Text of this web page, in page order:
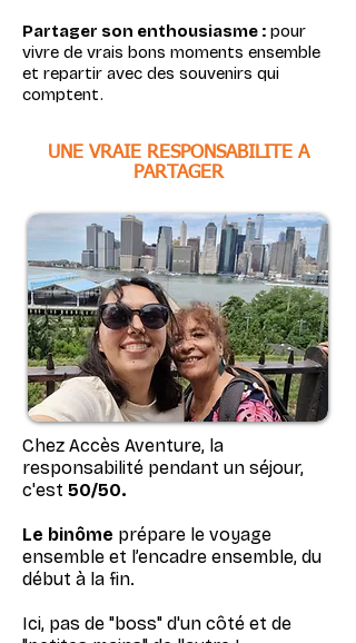
Partager son enthousiasme : pour
vivre de vrais bons moments ensemble
et repartir avec des souvenirs qui
comptent.
UNE VRAIE RESPONSABILITE A
PARTAGER
Chez Accès Aventure, la
responsabilité pendant un séjour,
c'est 50/50.
Le binôme prépare le voyage
ensemble et l’encadre ensemble, du
début à la fin.
Ici, pas de "boss" d'un côté et de